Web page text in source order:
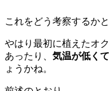
これをどう考察するか
やはり最初に植えたオク
あったり、 気温が低くて
ょうかね。